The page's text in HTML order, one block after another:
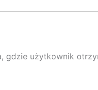
gdzie użytkownik